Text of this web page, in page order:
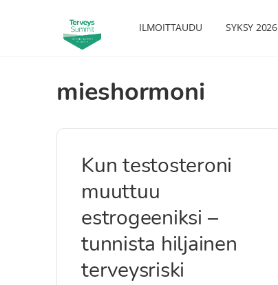
ILMOITTAUDU SYKSY 2026
mieshormoni
Kun testosteroni
muuttuu
estrogeeniksi –
tunnista hiljainen
terveysriski